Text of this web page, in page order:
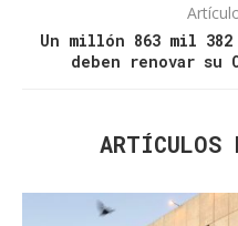
Un millón 863 mil 382
deben renovar su
ARTÍCULOS